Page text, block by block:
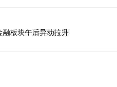
融板块午后异动拉升